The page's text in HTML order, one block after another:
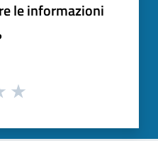
le informazioni